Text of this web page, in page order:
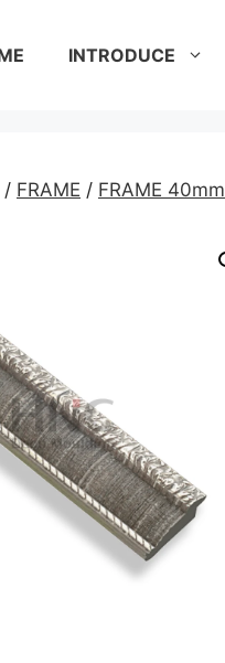
INTRODUCE
/ FRAME / FRAME 40mm